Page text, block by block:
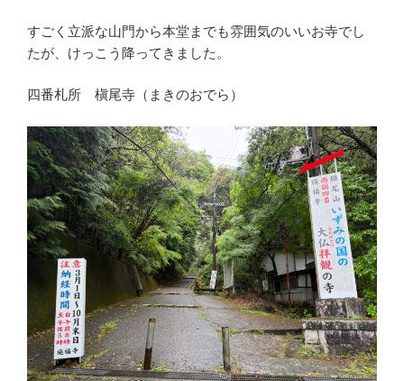
すごく立派な山門から本堂までも雰囲気のいいお寺でし
たが、けっこう降ってきました。
四番札所 槇尾寺（まきのおでら）